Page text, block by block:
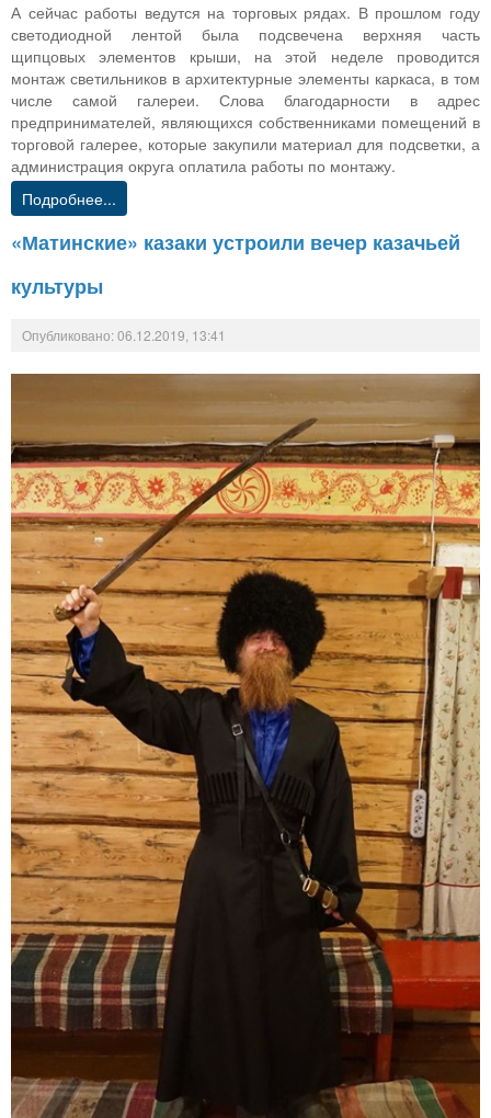
А сейчас работы ведутся на торговых рядах. В прошлом году
светодиодной лентой была подсвечена верхняя часть
щипцовых элементов крыши, на этой неделе проводится
монтаж светильников в архитектурные элементы каркаса, в том
числе самой галереи. Слова благодарности в адрес
предпринимателей, являющихся собственниками помещений в
торговой галерее, которые закупили материал для подсветки, а
администрация округа оплатила работы по монтажу.
Подробнее...
«Матинские» казаки устроили вечер казачьей
культуры
Опубликовано: 06.12.2019, 13:41